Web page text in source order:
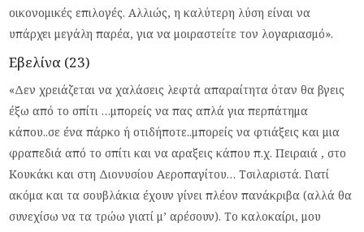
οικονομικές επιλογές. Αλλιώς, η καλύτερη λύση είναι να
υπάρχει μεγάλη παρέα, για να μοιραστείτε τον λογαριασμό».
Εβελίνα (23)
«Δεν χρειάζεται να χαλάσεις λεφτά απαραίτητα όταν θα βγεις
έξω από το σπίτι …μπορείς να πας απλά για περπάτημα
κάπου..σε ένα πάρκο ή οτιδήποτε..μπορείς να φτιάξεις και μια
φραπεδιά από το σπίτι και να αραξεις κάπου π.χ. Πειραιά , στο
Κουκάκι και στη Διονυσίου Αεροπαγίτου… Τσιλαριστά. Γιατί
ακόμα και τα σουβλάκια έχουν γίνει πλέον πανάκριβα (αλλά θα
συνεχίσω να τα τρώω γιατί μ’ αρέσουν). Το καλοκαίρι, μου